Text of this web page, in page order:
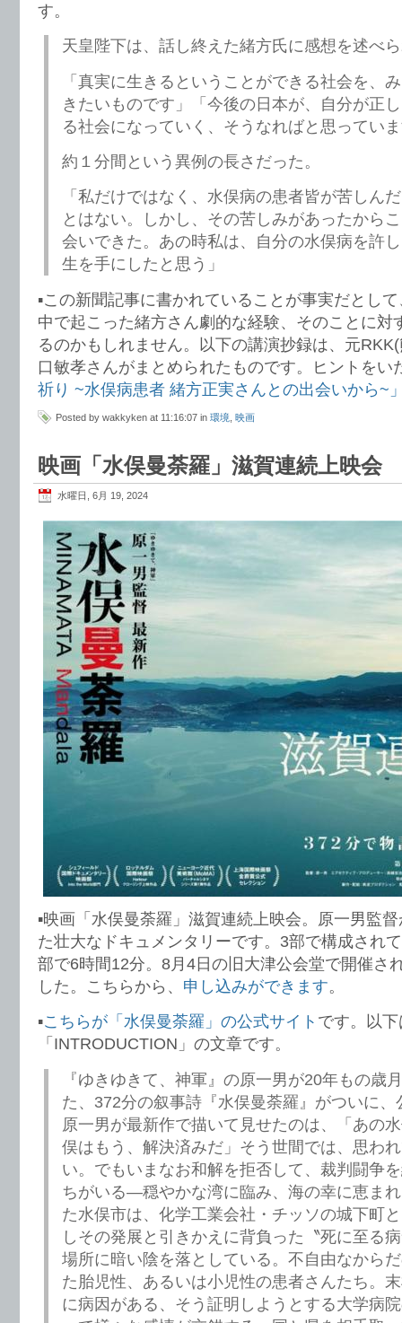
す。
天皇陛下は、話し終えた緒方氏に感想を述べ
「真実に生きるということができる社会を、
きたいものです」「今後の日本が、自分が正
る社会になっていく、そうなればと思ってい
約１分間という異例の長さだった。
「私だけではなく、水俣病の患者皆が苦しん
とはない。しかし、その苦しみがあったから
会いできた。あの時私は、自分の水俣病を許
生を手にしたと思う」
▪️この新聞記事に書かれていることが事実だとし
中で起こった緒方さん劇的な経験、そのことに対
るのかもしれません。以下の講演抄録は、元
口敏孝さんがまとめられたものです。ヒントをい
祈り ~水俣病患者 緒方正実さんとの出会いから~
Posted by wakkyken at 11:16:07 in 環境 映画
映画「水俣曼荼羅」滋賀連続上映会
水曜日, 6月 19, 2024
▪️映画「水俣曼荼羅」滋賀連続上映会。原一男監
た壮大なドキュメンタリーです。3部で構成され
部で6時間12分。8月4日の旧大津公会堂で開催さ
した。こちらから、 申し込みができます。
▪️こちらが「水俣曼荼羅」の公式サイト です。以
「INTRODUCTION」の文章です。
『ゆきゆきて、神軍』の原一男が20年もの歳
た、372分の叙事詩『水俣曼荼羅』がついに、
原一男が最新作で描いて見せたのは、「あの
俣はもう、解決済みだ」そう世間では、思わ
い。でもいまなお和解を拒否して、裁判闘争
ちがいる―穏やかな湾に臨み、海の幸に恵ま
た水俣市は、化学工業会社・チッソの城下町
しその発展と引きかえに背負った〝死に至る
場所に暗い陰を落としている。不自由なから
た胎児性、あるいは小児性の患者さんたち。
に病因がある、そう証明しようとする大学病